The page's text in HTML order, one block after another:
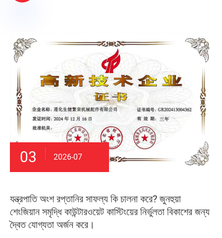
03 2026-07
যন্ত্রপাতি অংশ রপ্তানির সাফল্য কি চালনা করে? জুনহুয়া
শেংজিয়ান সমৃদ্ধি কাউন্টারওয়েট কাস্টিংয়ের নির্ভুলতা বিকাশের জন্য
দ্বৈত যোগ্যতা অর্জন করে।